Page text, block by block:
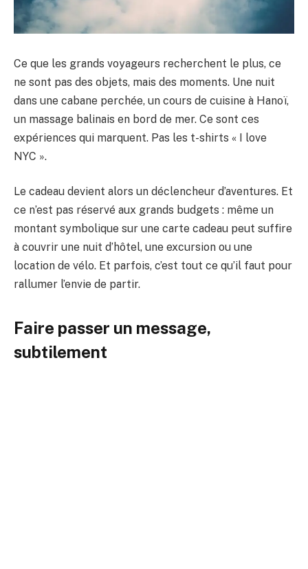
Ce que les grands voyageurs recherchent le plus, ce
ne sont pas des objets, mais des moments. Une nuit
dans une cabane perchée, un cours de cuisine à Hanoï,
un massage balinais en bord de mer. Ce sont ces
expériences qui marquent. Pas les t-shirts « I love
NYC ».
Le cadeau devient alors un déclencheur d’aventures. Et
ce n’est pas réservé aux grands budgets : même un
montant symbolique sur une carte cadeau peut suffire
à couvrir une nuit d’hôtel, une excursion ou une
location de vélo. Et parfois, c’est tout ce qu’il faut pour
rallumer l’envie de partir.
Faire passer un message,
subtilement